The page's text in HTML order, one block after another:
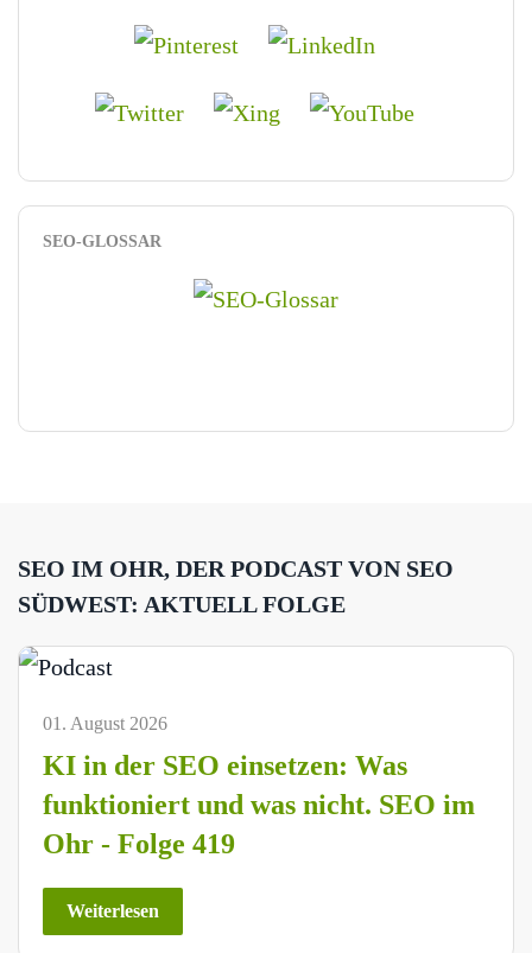
SEO-GLOSSAR
SEO IM OHR, DER PODCAST VON SEO
SÜDWEST: AKTUELL FOLGE
01. August 2026
KI in der SEO einsetzen: Was
funktioniert und was nicht. SEO im
Ohr - Folge 419
Weiterlesen